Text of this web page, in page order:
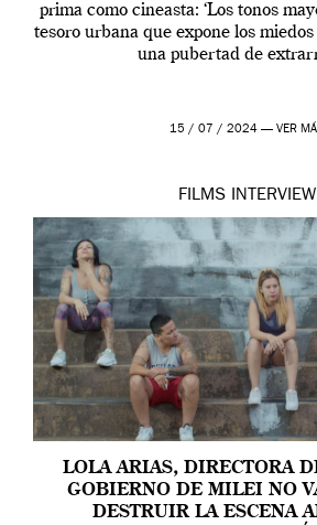
prima como cineasta: ‘Los tonos
tesoro urbana que expone los
una pubertad de
15 / 07 / 2024 — VER
FILMS INTERVIEW
LOLA ARIAS, DIRECTORA
GOBIERNO DE MILEI NO
DESTRUIR LA ESCENA